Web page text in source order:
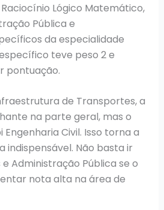
Lógico Matemático,
Pública e
da especialidade
teve peso 2 e
pontuação.
de Transportes, a
na parte geral, mas o
Civil. Isso torna a
Não basta ir
Administração Pública se o
nota alta na área de